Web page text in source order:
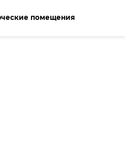
помещения